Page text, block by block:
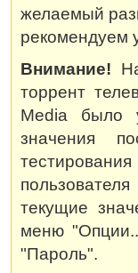
желаемый
рекомендуем
Внимание!
торрент
Media было
значения
текущие
меню
"Пароль".